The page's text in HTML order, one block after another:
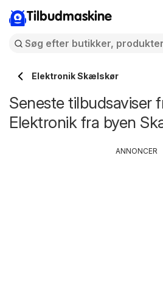
Tilbudmaskine
Elektronik Skælskør
Seneste tilbudsaviser
Elektronik fra byen
ANNONCER